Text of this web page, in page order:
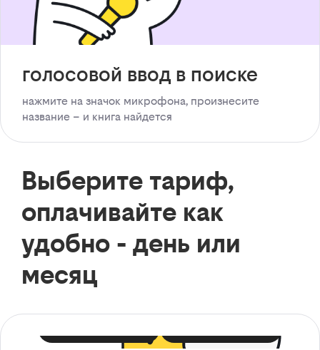
голосовой ввод в поиске
нажмите на значок микрофона, произнесите
название – и книга найдется
Выберите тариф,
оплачивайте как
удобно - день или
месяц